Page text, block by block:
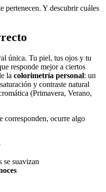
pertenecen. Y descubrir cuáles
única. Tu piel, tus ojos y tu
responde mejor a ciertos
la colorimetría personal: un
y contraste natural
(Primavera, Verano,
corresponden, ocurre algo
se suavizan